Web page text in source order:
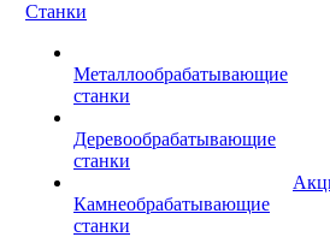
Станки
Металлообрабатывающие
станки
Деревообрабатывающие
станки
Камнеобрабатывающие
станки